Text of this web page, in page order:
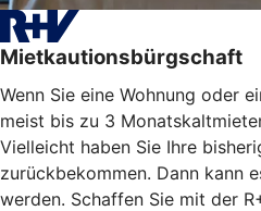
Mietkautionsbürgschaft
Wenn Sie eine Wohnung oder
meist bis zu 3
Vielleicht haben Sie Ihre
zurückbekommen. Dann kann
werden. Schaffen Sie mit der